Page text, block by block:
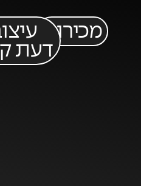
מכירות
דעת